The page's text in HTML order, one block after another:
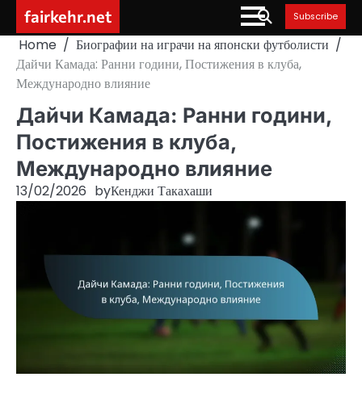
content
fairkehr.net Subscribe
Home
Биографии на играчи на японски футболисти
Дайчи Камада: Ранни години, Постижения в клуба,
Международно влияние
Дайчи Камада: Ранни години,
Постижения в клуба,
Международно влияние
13/02/2026 byКенджи Такахаши